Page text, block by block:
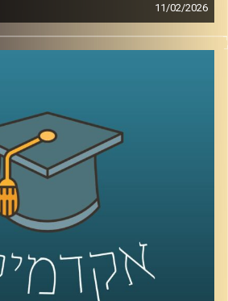
11/02/2026
היום אנחנו נוגעים באחת השאלות הכי
זה בעצם אמון ציבורי, למה הוא כל כך
בבית המשפט העליון, אז מה אפשר
זה משבר רגעי או מגמה ארוכה, למה אמון
פוליטי, ומה המשמעות של זה לתחושת
ולחוסן החברתי, כדי לעשות סדר הזמנו את
פרופסור חבר וראש המכון לחירות
לממשל ודיפלומטיה באוניברסיטת
מה עומד מאחורי הנתונים, מה המדינה
כדי לשקם את האמון שלנו?